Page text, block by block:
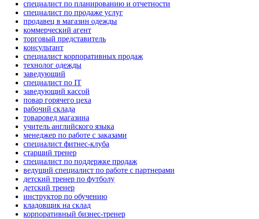
специалист по планированию и отчетности
специалист по продаже услуг
продавец в магазин одежды
коммерческий агент
торговый представитель
консультант
специалист корпоративных продаж
технолог одежды
заведующий
специалист по IT
заведующий кассой
повар горячего цеха
рабочий склада
товаровед магазина
учитель английского языка
менеджер по работе с заказами
специалист фитнес-клуба
старший тренер
специалист по поддержке продаж
ведущий специалист по работе с партнерами
детский тренер по футболу
детский тренер
инструктор по обучению
кладовщик на склад
корпоративный бизнес-тренер